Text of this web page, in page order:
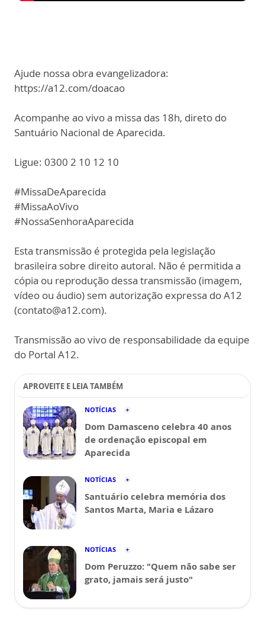
Ajude nossa obra evangelizadora:
https://a12.com/doacao
Acompanhe ao vivo a missa das 18h, direto do
Santuário Nacional de Aparecida.
Ligue: 0300 2 10 12 10
#MissaDeAparecida
#MissaAoVivo
#NossaSenhoraAparecida
Esta transmissão é protegida pela legislação
brasileira sobre direito autoral. Não é permitida a
cópia ou reprodução dessa transmissão (imagem,
vídeo ou áudio) sem autorização expressa do A12
(contato@a12.com).
Transmissão ao vivo de responsabilidade da equipe
do Portal A12.
APROVEITE E LEIA TAMBÉM
NOTÍCIAS
Dom Damasceno celebra 40 anos
de ordenação episcopal em
Aparecida
NOTÍCIAS
Santuário celebra memória dos
Santos Marta, Maria e Lázaro
NOTÍCIAS
Dom Peruzzo: "Quem não sabe ser
grato, jamais será justo"